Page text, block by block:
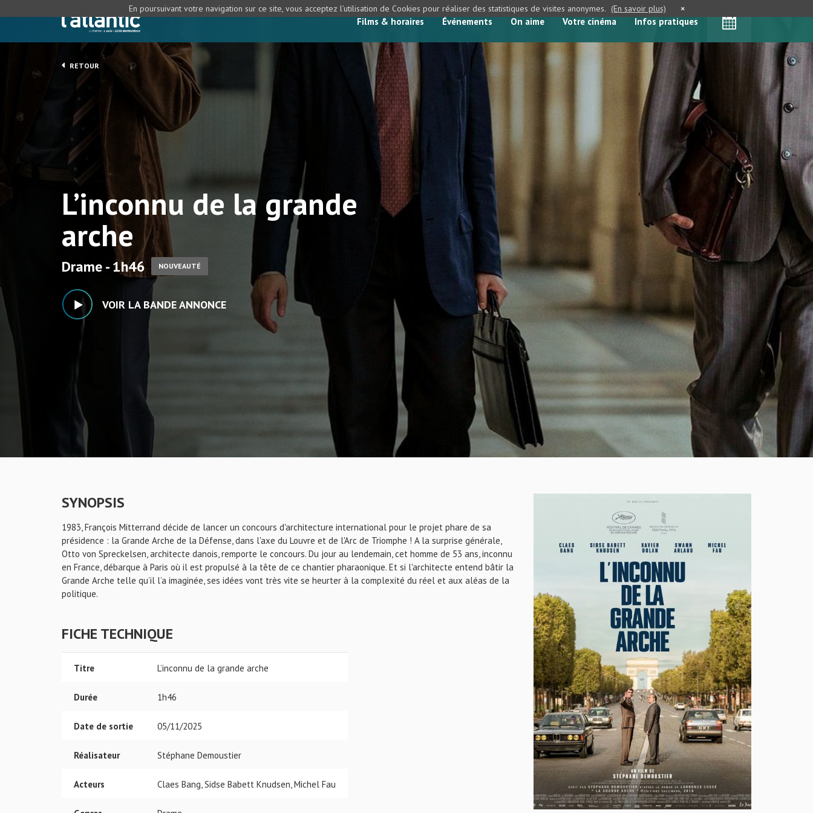
Films & horaires Événements On aime Votre cinéma Infos pratiques
RETOUR
L’inconnu de la grande
arche
Drame - 1h46 NOUVEAUTÉ
VOIR LA BANDE ANNONCE
SYNOPSIS
1983, François Mitterrand décide de lancer un concours d'architecture international pour le projet phare de sa
présidence : la Grande Arche de la Défense, dans l'axe du Louvre et de l'Arc de Triomphe ! A la surprise générale,
Otto von Spreckelsen, architecte danois, remporte le concours. Du jour au lendemain, cet homme de 53 ans, inconnu
en France, débarque à Paris où il est propulsé à la tête de ce chantier pharaonique. Et si l'architecte entend bâtir la
Grande Arche telle qu’il l’a imaginée, ses idées vont très vite se heurter à la complexité du réel et aux aléas de la
politique.
FICHE TECHNIQUE
Titre L’inconnu de la grande arche
Durée 1h46
Date de sortie 05/11/2025
Réalisateur Stéphane Demoustier
Acteurs Claes Bang, Sidse Babett Knudsen, Michel Fau
En poursuivant votre navigation sur ce site, vous acceptez l’utilisation de Cookies pour réaliser des statistiques de visites anonymes. (En savoir plus) ×